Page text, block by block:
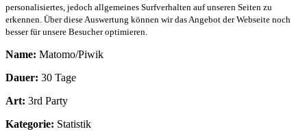
personalisiertes, jedoch allgemeines Surfverhalten auf unseren Seiten zu
erkennen. Über diese Auswertung können wir das Angebot der Webseite noch
besser für unsere Besucher optimieren.
Name: Matomo/Piwik
Dauer: 30 Tage
Art: 3rd Party
Kategorie: Statistik